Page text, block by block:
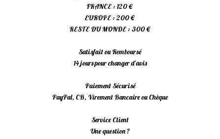
FRANCE : 120 €
EUROPE : 200 €
RESTE DU MONDE : 300 €
Satisfait ou Remboursé
14 jours pour changer d’avis
Paiement Sécurisé
PayPal, CB, Virement Bancaire ou Chèque
Service Client
Une question ?